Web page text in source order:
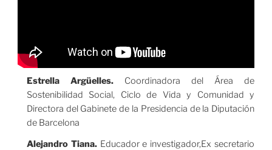
Estrella Argüelles. Coordinadora del Área de
Sostenibilidad Social, Ciclo de Vida y Comunidad y
Directora del Gabinete de la Presidencia de la Diputación
de Barcelona
Alejandro Tiana. Educador e investigador,Ex secretario